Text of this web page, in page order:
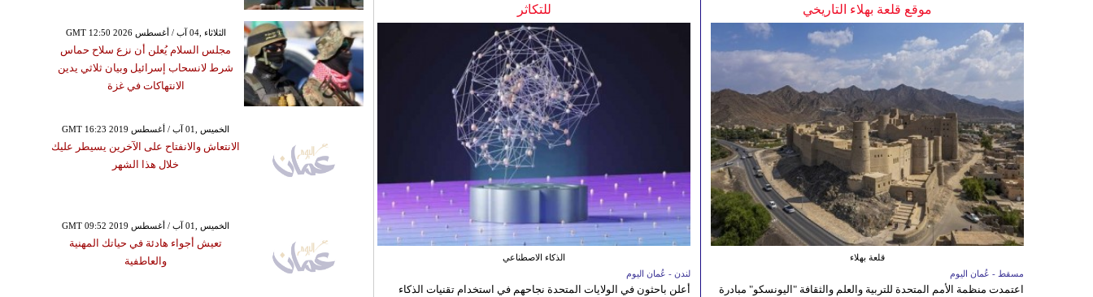
للتكاثر
الذكاء الاصطناعي
لندن - عُمان اليوم
أعلن باحثون في الولايات المتحدة نجاحهم في استخدام تقنيات الذكاء
موقع قلعة بهلاء التاريخي
قلعة بهلاء
مسقط - عُمان اليوم
اعتمدت منظمة الأمم المتحدة للتربية والعلم والثقافة "اليونسكو" مبادرة
GMT 12:50 2026 الثلاثاء ,04 آب / أغسطس
مجلس السلام يُعلن أن نزع سلاح حماس
شرط لانسحاب إسرائيل وبيان ثلاثي يدين
الانتهاكات في غزة
GMT 16:23 2019 الخميس ,01 آب / أغسطس
الانتعاش والانفتاح على الآخرين يسيطر عليك
خلال هذا الشهر
GMT 09:52 2019 الخميس ,01 آب / أغسطس
تعيش أجواء هادئة في حياتك المهنية
والعاطفية